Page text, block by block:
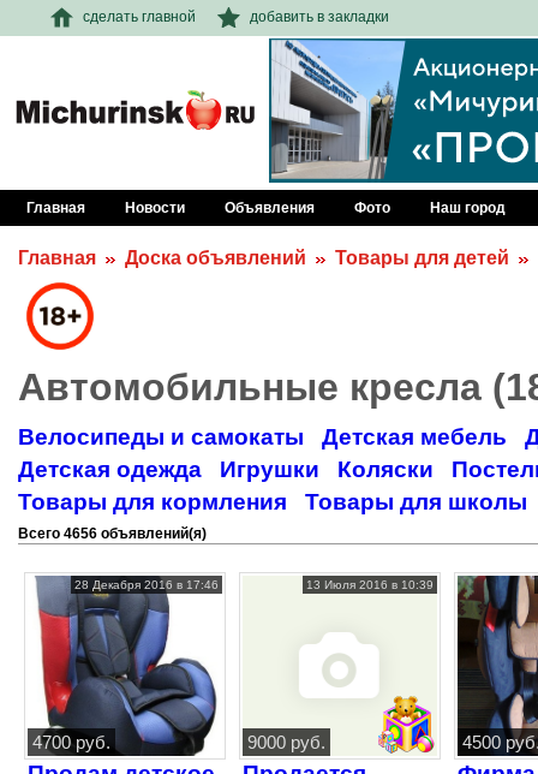
сделать главной добавить в закладки
Главная Новости Объявления Фото Наш город
Главная Доска объявлений Товары для детей
Автомобильные кресла
Велосипеды и самокаты Детская мебель
Детская одежда
Игрушки Коляски
Товары для кормления
Товары для школы
Всего 4656 объявлений(я)
28 Декабря 2016 в 17:46
4700 руб.
13 Июля 2016 в 10:39
9000 руб. 4500